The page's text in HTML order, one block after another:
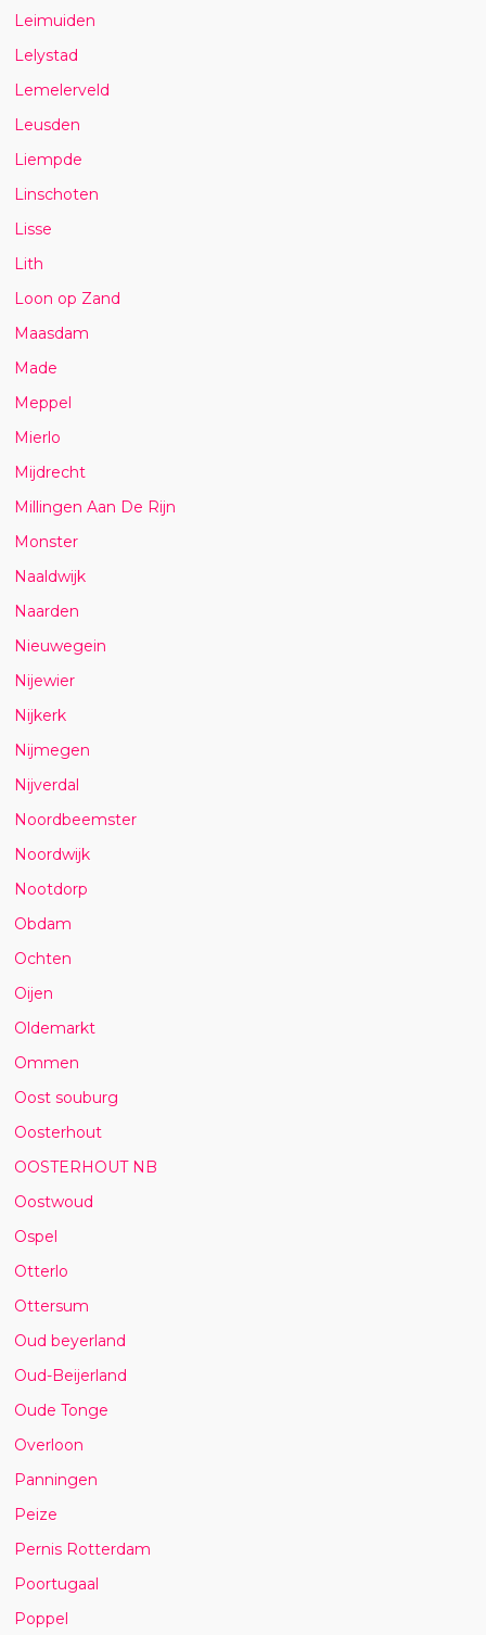
Leimuiden
Lelystad
Lemelerveld
Leusden
Liempde
Linschoten
Lisse
Lith
Loon op Zand
Maasdam
Made
Meppel
Mierlo
Mijdrecht
Millingen Aan De Rijn
Monster
Naaldwijk
Naarden
Nieuwegein
Nijewier
Nijkerk
Nijmegen
Nijverdal
Noordbeemster
Noordwijk
Nootdorp
Obdam
Ochten
Oijen
Oldemarkt
Ommen
Oost souburg
Oosterhout
OOSTERHOUT NB
Oostwoud
Ospel
Otterlo
Ottersum
Oud beyerland
Oud-Beijerland
Oude Tonge
Overloon
Panningen
Peize
Pernis Rotterdam
Poortugaal
Poppel